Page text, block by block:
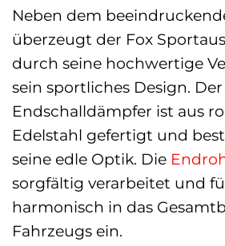
Neben dem
überzeugt der Fox
durch seine hochwertige
sein sportliches Design. Der
Endschalldämpfer ist aus
Edelstahl gefertigt und
seine edle Optik. Die
sorgfältig verarbeitet und
harmonisch in das
Fahrzeugs ein.